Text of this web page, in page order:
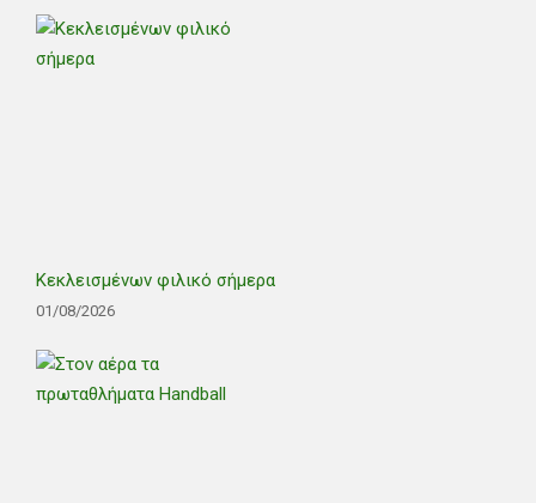
Κεκλεισμένων φιλικό σήμερα
01/08/2026